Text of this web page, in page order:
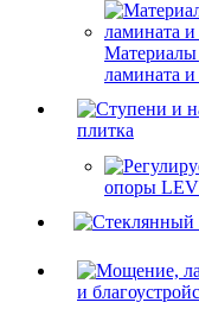
Материалы
ламината
опоры